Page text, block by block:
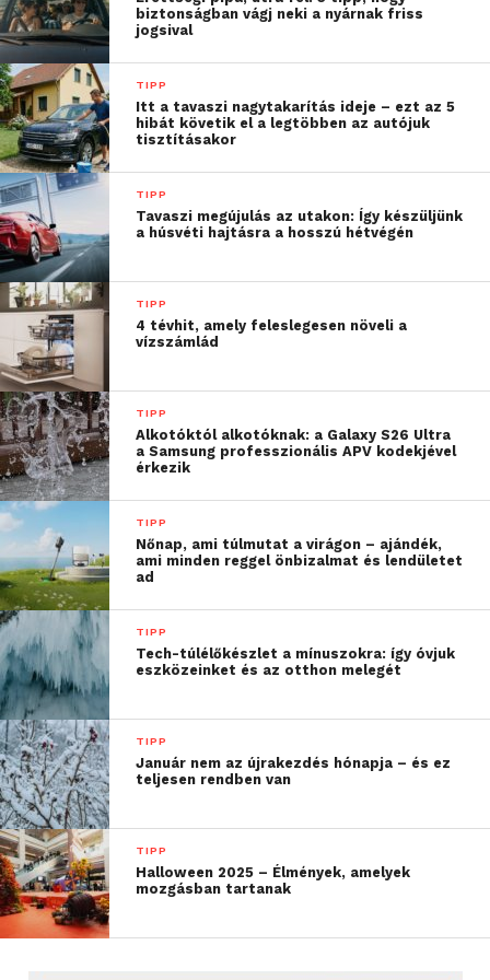
háromnapos Balkán jegy is elérhető.
A futball vb-helyszíneire – az Egyesült Államokba,
Kanadába és Mexikóba – utazóknak pedig a Yettel
azUtazó Net 5 GB Észak-Amerika, illetve azUtazó
Net 5 GB Latin-Amerikaroamingjegyekkel
készült. Valamennyi jegy a Yettel által
forgalmazott mobilkészülékkel elérhető;
a jegyek a szolgáltató alkalmazásában is kaphatók,
ahol az ügyfelek egyetlen felületen intézhetik
szolgáltatásaikat. Az ajánlatokról ayettel.hu/
részletes tájékoztatást.
További friss híreket talál a
Csatlakozzon hozzánk aFacebookonis!
biztonságban vágj neki a nyárnak friss
jogsival
TIPP
Itt a tavaszi nagytakarítás ideje – ezt az 5
hibát követik el a legtöbben az autójuk
tisztításakor
TIPP
Tavaszi megújulás az utakon: Így készüljünk
a húsvéti hajtásra a hosszú hétvégén
TIPP
4 tévhit, amely feleslegesen növeli a
vízszámlád
TIPP
Alkotóktól alkotóknak: a Galaxy S26 Ultra
a Samsung professzionális APV kodekjével
érkezik
TIPP
Nőnap, ami túlmutat a virágon – ajándék,
ami minden reggel önbizalmat és lendületet
ad
TIPP
Tech-túlélőkészlet a mínuszokra: így óvjuk
eszközeinket és az otthon melegét
TIPP
Január nem az újrakezdés hónapja – és ez
teljesen rendben van
TIPP
Halloween 2025 – Élmények, amelyek
mozgásban tartanak